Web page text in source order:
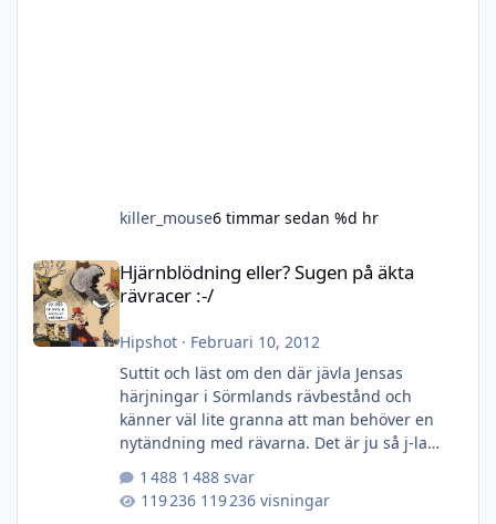
killer_mouse6 timmar sedan %d hr
Hjärnblödning eller? Sugen på äkta rävracer :-/
Hjärnblödning eller? Sugen på äkta
rävracer :-/
Hipshot· Februari 10, 2012
Suttit och läst om den där jävla Jensas
härjningar i Sörmlands rävbestånd och
känner väl lite granna att man behöver en
nytändning med rävarna. Det är ju så j-la
blivit lite bekväm! Ett sätt, japp helt igenom
sjukt, är att byta bössa/skaffa ny. Har ju en
1 488 svar
119 236 visningar